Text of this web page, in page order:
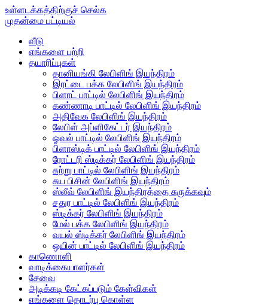
உள்ளடக்கத்திற்குச் செல்க
முதன்மை பட்டியல்
வீடு
எங்களை பற்றி
தயாரிப்புகள்
தானியங்கி லேபிளிங் இயந்திரம்
இரட்டை பக்க லேபிளிங் இயந்திரம்
பிளாட் பாட்டில் லேபிளிங் இயந்திரம்
கண்ணாடி பாட்டில் லேபிளிங் இயந்திரம்
அதிவேக லேபிளிங் இயந்திரம்
லேபிள் அப்ளிகேட்டர் இயந்திரம்
ஓவல் பாட்டில் லேபிளிங் இயந்திரம்
பிளாஸ்டிக் பாட்டில் லேபிளிங் இயந்திரம்
ரோட்டரி ஸ்டிக்கர் லேபிளிங் இயந்திரம்
சுற்று பாட்டில் லேபிளிங் இயந்திரம்
சுய பிசின் லேபிளிங் இயந்திரம்
ஸ்லீவ் லேபிளிங் இயந்திரத்தை சுருக்கவும்
சதுர பாட்டில் லேபிளிங் இயந்திரம்
ஸ்டிக்கர் லேபிளிங் இயந்திரம்
மேல் பக்க லேபிளிங் இயந்திரம்
வயல் ஸ்டிக்கர் லேபிளிங் இயந்திரம்
ஒயின் பாட்டில் லேபிளிங் இயந்திரம்
காணொளி
வாடிக்கையாளர்கள்
சேவை
அடிக்கடி கேட்கப்படும் கேள்விகள்
எங்களை தொடர்பு கொள்ள